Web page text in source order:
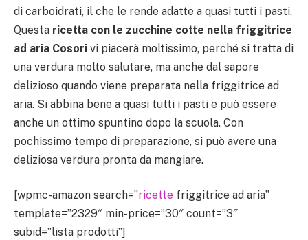
di carboidrati, il che le rende adatte a quasi tutti i pasti.
Questa ricetta con le zucchine cotte nella friggitrice
ad aria Cosori vi piacerà moltissimo, perché si tratta di
una verdura molto salutare, ma anche dal sapore
delizioso quando viene preparata nella friggitrice ad
aria. Si abbina bene a quasi tutti i pasti e può essere
anche un ottimo spuntino dopo la scuola. Con
pochissimo tempo di preparazione, si può avere una
deliziosa verdura pronta da mangiare.
[wpmc-amazon search=”ricette friggitrice ad aria”
template=”2329″ min-price=”30″ count=”3″
subid=”lista prodotti”]